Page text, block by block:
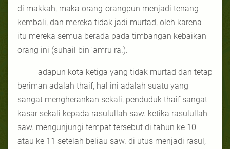
di makkah, maka orang-orangpun menjadi tenang
kembali, dan mereka tidak jadi murtad, oleh karena
itu mereka semua berada pada timbangan kebaikan
orang ini (suhail bin 'amru ra.).
adapun kota ketiga yang tidak murtad dan tetap
beriman adalah thaif, hal ini adalah suatu yang
sangat mengherankan sekali, penduduk thaif sangat
kasar sekali kepada rasulullah saw. ketika rasulullah
saw. mengunjungi tempat tersebut di tahun ke 10
atau ke 11 setelah beliau saw. di utus menjadi rasul,